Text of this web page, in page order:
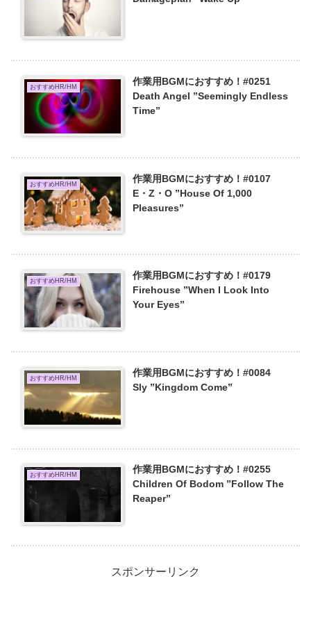
おすすめHR/HM
作業用BGMにおすすめ！#0251
Death Angel ”Seemingly Endless
Time”
おすすめHR/HM
作業用BGMにおすすめ！#0107
E・Z・O ”House Of 1,000
Pleasures”
おすすめHR/HM
作業用BGMにおすすめ！#0179
Firehouse ”When I Look Into
Your Eyes”
おすすめHR/HM
作業用BGMにおすすめ！#0084
Sly ”Kingdom Come”
おすすめHR/HM
作業用BGMにおすすめ！#0255
Children Of Bodom ”Follow The
Reaper”
スポンサーリンク